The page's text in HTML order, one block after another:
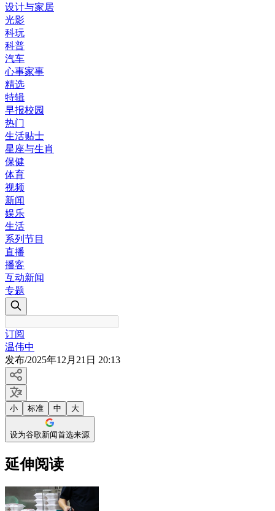
设计与家居
光影
科玩
科普
汽车
心事家事
精选
特辑
早报校园
热门
生活贴士
星座与生肖
保健
体育
视频
新闻
娱乐
生活
系列节目
直播
播客
互动新闻
专题
订阅
温伟中
发布/2025年12月21日 20:13
小 标准 中 大
设为谷歌新闻首选来源
延伸阅读